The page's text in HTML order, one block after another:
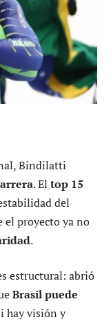
Bindilatti
. El top 15
del
el proyecto ya no
.
estructural: abrió
Brasil puede
hay visión y